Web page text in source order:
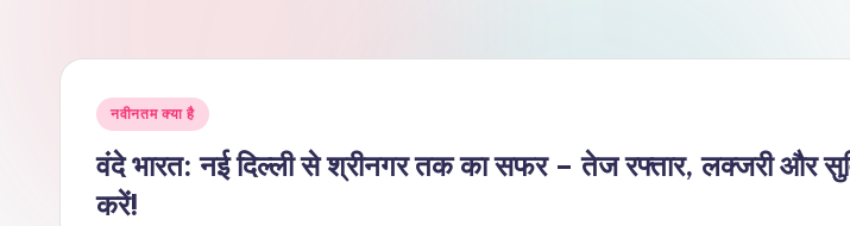
और
विश्व
Posted
in
नवीनतम क्या है
वंदे भारत: नई दिल्ली से श्रीनगर तक का सफर – तेज रफ्तार, लक्जरी और
करें!